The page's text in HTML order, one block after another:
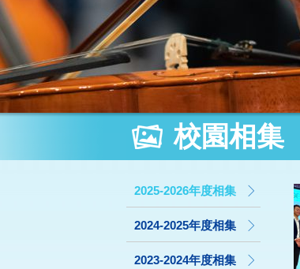
校園相集
2025-2026年度相集
2024-2025年度相集
2023-2024年度相集